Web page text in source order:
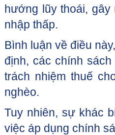
hướng lũy thoái,
nhập thấp.
Bình luận về điều
định, các chính
trách nhiệm thuế
nghèo.
Tuy nhiên, sự khác
việc áp dụng chính